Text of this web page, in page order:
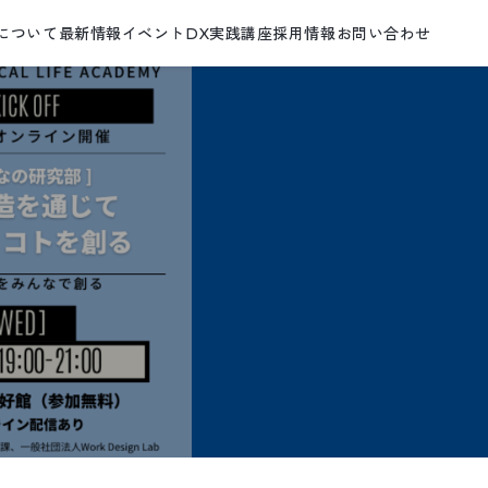
ついて 最新情報イベント DX実践講座採用情報 お問い合わせ